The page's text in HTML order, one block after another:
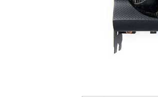
několika najednou.
sběrnici PCI
grafické kartě
energie mnohem
napájení, a to
Znamená to tedy,
odběrných